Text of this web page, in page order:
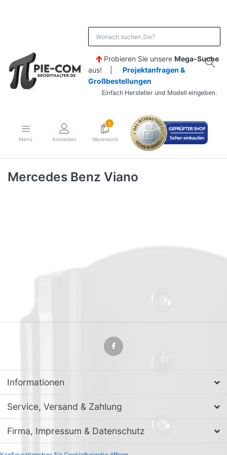
Probieren Sie unsere Mega-Suche
aus! | Projektanfragen &
Großbestellungen
Einfach Hersteller und Modell eingeben.
Menü Anmelden
1
Warenkorb
Mercedes Benz Viano
Informationen
Service, Versand & Zahlung
Firma, Impressum & Datenschutz